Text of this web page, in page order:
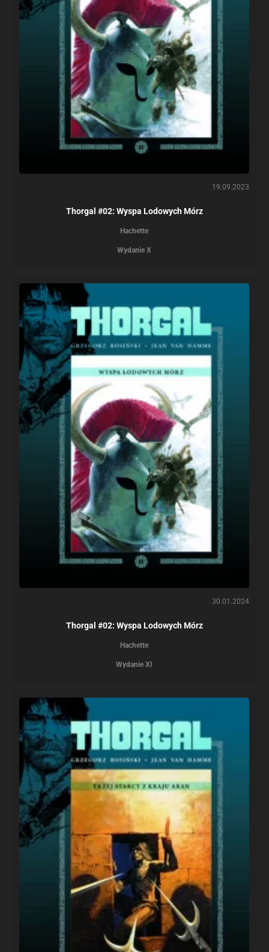
19.09.2023
Thorgal #02: Wyspa Lodowych Mórz
Hachette
Wydanie X
30.01.2024
Thorgal #02: Wyspa Lodowych Mórz
Hachette
Wydanie XI